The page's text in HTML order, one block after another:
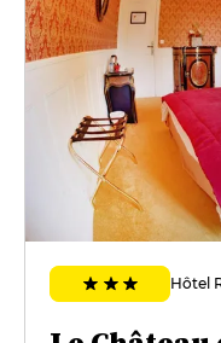
Hôtel